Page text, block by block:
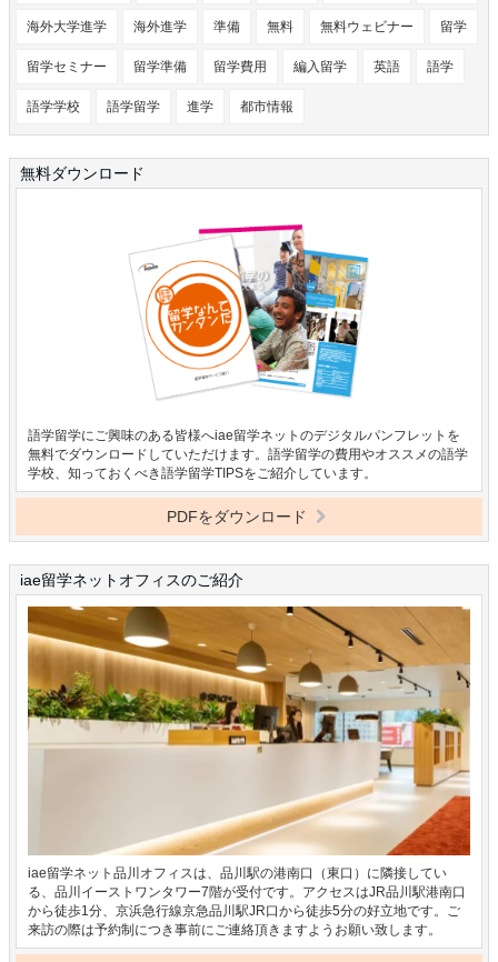
海外大学進学 海外進学 準備 無料 無料ウェビナー 留学
留学セミナー 留学準備 留学費用 編入留学 英語 語学
語学学校 語学留学 進学 都市情報
無料ダウンロード
語学留学にご興味のある皆様へiae留学ネットのデジタルパンフレットを
無料でダウンロードしていただけます。語学留学の費用やオススメの語学
学校、知っておくべき語学留学TIPSをご紹介しています。
PDFをダウンロード
iae留学ネットオフィスのご紹介
iae留学ネット品川オフィスは、品川駅の港南口（東口）に隣接してい
る、品川イーストワンタワー7階が受付です。アクセスはJR品川駅港南口
から徒歩1分、京浜急行線京急品川駅JR口から徒歩5分の好立地です。ご
来訪の際は予約制につき事前にご連絡頂きますようお願い致します。